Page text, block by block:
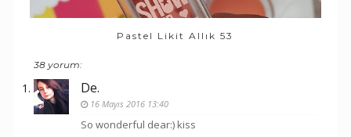
Pastel Likit Allık 53
38 yorum:
De.
16 Mayıs 2016 13:40
So wonderful dear:) kiss